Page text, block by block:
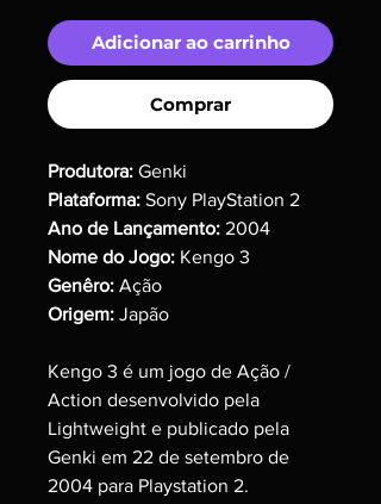
Adicionar ao carrinho
Comprar
Produtora: Genki
Plataforma: Sony PlayStation 2
Ano de Lançamento: 2004
Nome do Jogo: Kengo 3
Genêro: Ação
Origem: Japão
Kengo 3 é um jogo de Ação /
Action desenvolvido pela
Lightweight e publicado pela
Genki em 22 de setembro de
2004 para Playstation 2.